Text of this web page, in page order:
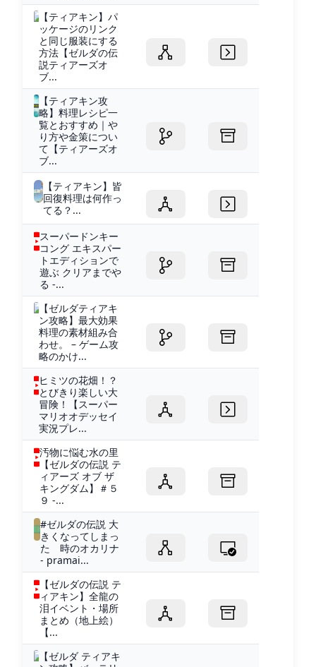
【ティアキン】パ
ッケージのリンク
と同じ服装にする
方法【ゼルダの伝
説ティアーズオ
ブ...
【ティアキン攻
略】料理レシピ一
覧とおすすめ｜や
り方や金策につい
て【ティアーズオ
ブ...
【ティアキン】皆
回復料理は何作っ
てる？...
スーパードンキー
コング エキスパー
トエディションで
遊ぶ クリアまでや
る -...
【ゼルダティアキ
ン攻略】最大効果
料理の素材組み合
わせ。 – ゲーム攻
略のかけ...
ヒミツの花畑！？
とびきり楽しい大
冒険！【スーパー
マリオオデッセイ
実況プレ...
汚物に悩む水の里
【ゼルダの伝説 テ
ィアーズ オブ ザ
キングダム】＃５
９ -...
#ゼルダの伝説 大
きくなってしまっ
た 時のオカリナ
- pramai...
【ゼルダの伝説 テ
ィアキン】全龍の
泪イベント・場所
まとめ（地上絵）
【...
【ゼルダ ティアキ